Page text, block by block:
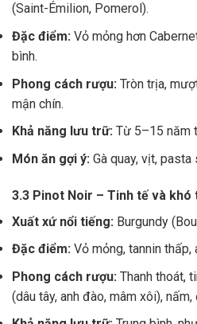
(Saint-Émilion, Pomerol).
Đặc điểm: Vỏ mỏng hơn
bình.
Phong cách rượu: Tròn trịa,
mận chín.
Khả năng lưu trữ: Từ 5–15 năm
Món ăn gợi ý: Gà quay, vịt,
3.3 Pinot Noir – Tinh tế và khó
Xuất xứ nổi tiếng: Burgundy
Đặc điểm: Vỏ mỏng, tannin thấp,
Phong cách rượu: Thanh thoát,
(dâu tây, anh đào, mâm xôi),